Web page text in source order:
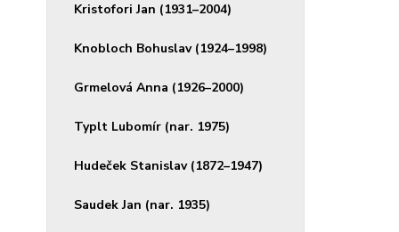
Kristofori Jan (1931–2004)
Knobloch Bohuslav (1924–1998)
Grmelová Anna (1926–2000)
Typlt Lubomír (nar. 1975)
Hudeček Stanislav (1872–1947)
Saudek Jan (nar. 1935)